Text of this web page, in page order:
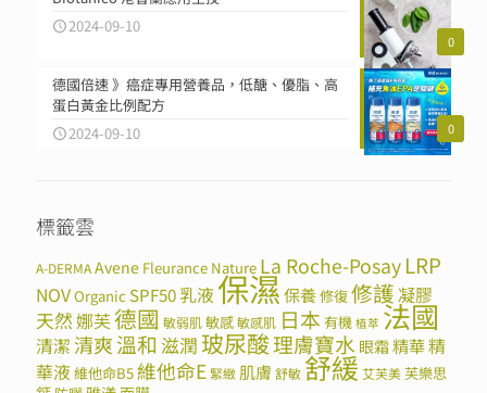
0
2024-09-10
0
德國倍速 》癌症專用營養品，低醣、優脂、高
蛋白黃金比例配方
2024-09-10
標籤雲
A-DERMAAvene Fleurance Nature La Roche-PosayLRP
NOVOrganic SPF50乳液保濕保養修復修護凝膠
天然娜芙德國 敏弱肌敏感敏感肌 日本 有機 植萃 法國
清潔清爽溫和 滋潤 玻尿酸理膚寶水 眼霜精華精
華液維他命B5 維他命E 緊緻 肌膚 舒敏 舒緩 艾芙美芙樂思